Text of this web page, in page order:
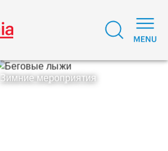
Зимние мероприятия